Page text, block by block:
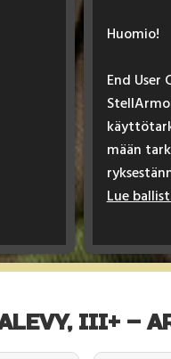
Huo­mio!
End User
mään
Lue
III+ –